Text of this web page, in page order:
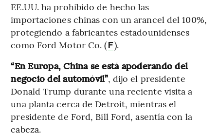
EE.UU. ha prohibido de hecho las
importaciones chinas con un arancel del 100%,
protegiendo a fabricantes estadounidenses
como Ford Motor Co. (F).
“En Europa, China se está apoderando del
negocio del automóvil”, dijo el presidente
Donald Trump durante una reciente visita a
una planta cerca de Detroit, mientras el
presidente de Ford, Bill Ford, asentía con la
cabeza.